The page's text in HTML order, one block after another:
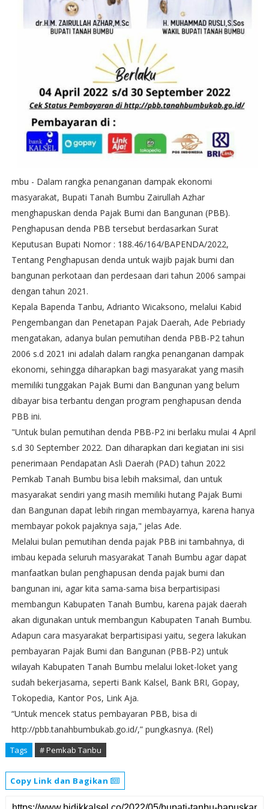
mbu - Dalam rangka penanganan dampak ekonomi
masyarakat, Bupati Tanah Bumbu Zairullah Azhar
menghapuskan denda Pajak Bumi dan Bangunan (PBB).
Penghapusan denda PBB tersebut berdasarkan Surat
Keputusan Bupati Nomor : 188.46/164/BAPENDA/2022,
Tentang Penghapusan denda untuk wajib pajak bumi dan
bangunan perkotaan dan perdesaan dari tahun 2006 sampai
dengan tahun 2021.
Kepala Bapenda Tanbu, Adrianto Wicaksono, melalui Kabid
Pengembangan dan Penetapan Pajak Daerah, Ade Pebriady
mengatakan, adanya bulan pemutihan denda PBB-P2 tahun
2006 s.d 2021 ini adalah dalam rangka penanganan dampak
ekonomi, sehingga diharapkan bagi masyarakat yang masih
memiliki tunggakan Pajak Bumi dan Bangunan yang belum
dibayar bisa terbantu dengan program penghapusan denda
PBB ini.
"Untuk bulan pemutihan denda PBB-P2 ini berlaku mulai 4 April
s.d 30 September 2022. Dan diharapkan dari kegiatan ini sisi
penerimaan Pendapatan Asli Daerah (PAD) tahun 2022
Pemkab Tanah Bumbu bisa lebih maksimal, dan untuk
masyarakat sendiri yang masih memiliki hutang Pajak Bumi
dan Bangunan dapat lebih ringan membayarnya, karena hanya
membayar pokok pajaknya saja," jelas Ade.
Melalui bulan pemutihan denda pajak PBB ini tambahnya, di
imbau kepada seluruh masyarakat Tanah Bumbu agar dapat
manfaatkan bulan penghapusan denda pajak bumi dan
bangunan ini, agar kita sama-sama bisa berpartisipasi
membangun Kabupaten Tanah Bumbu, karena pajak daerah
akan digunakan untuk membangun Kabupaten Tanah Bumbu.
Adapun cara masyarakat berpartisipasi yaitu, segera lakukan
pembayaran Pajak Bumi dan Bangunan (PBB-P2) untuk
wilayah Kabupaten Tanah Bumbu melalui loket-loket yang
sudah bekerjasama, seperti Bank Kalsel, Bank BRI, Gopay,
Tokopedia, Kantor Pos, Link Aja.
“Untuk mencek status pembayaran PBB, bisa di
http://pbb.tanahbumbukab.go.id/,” pungkasnya. (Rel)
Tags # Pemkab Tanbu
Copy Link dan Bagikan